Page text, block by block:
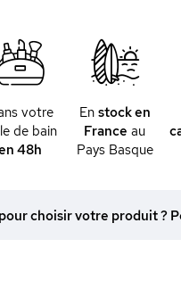
votre
de bain
48h
En stock en
France au
Pays Basque
choisir votre produit ?